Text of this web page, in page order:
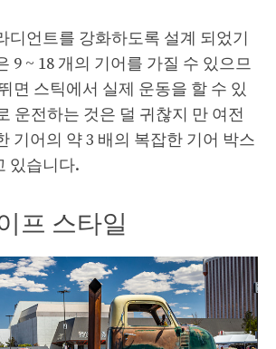
디언트를 강화하도록 설계 되었기
9 ~ 18 개의 기어를 가질 수 있으므
면 스틱에서 실제 운동을 할 수 있
운전하는 것은 덜 귀찮지 만 여전
기어의 약 3 배의 복잡한 기어 박스
있습니다.
프 스타일